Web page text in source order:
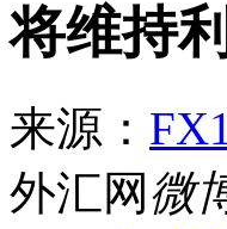
将维持
来源：
外汇网 微